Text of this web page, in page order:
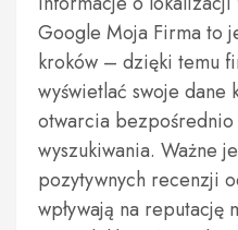
Google Moja Firma to
kroków – dzięki temu
wyświetlać swoje dane
otwarcia bezpośrednio
wyszukiwania. Ważne
pozytywnych recenzji
wpływają na reputację